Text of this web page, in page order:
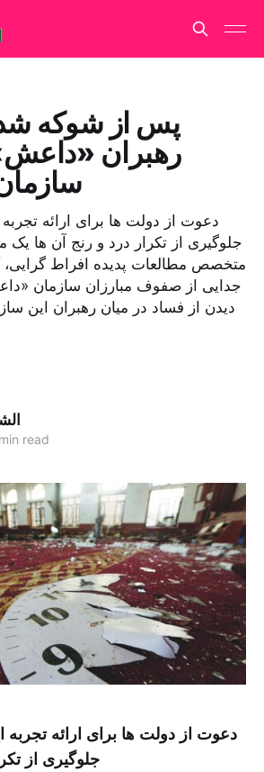
پس از شوکه
دعوت از دولت ها برای ارائه تجربه
جلوگیری از تکرار درد و رنج آن ها یک
متخصص مطالعات پدیده افراط گرایی،
جدایی از صفوف مبارزان سازمان
دیدن از فساد در میان رهبران این
2 min read
دعوت از دولت ها برای ارائه تجربه
جلوگیری از